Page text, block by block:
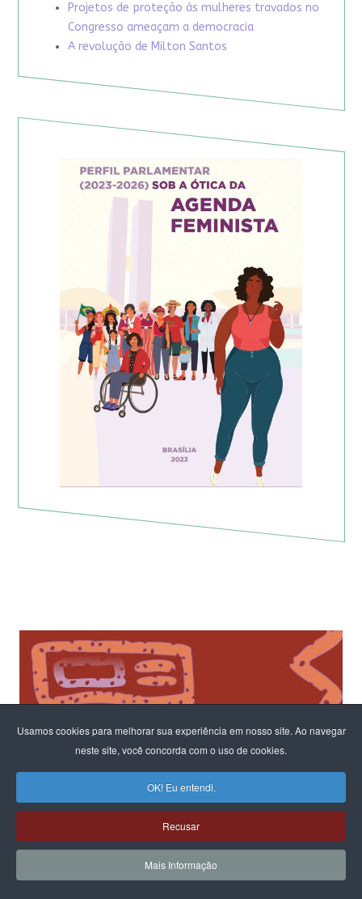
Usamos cookies para melhorar sua experiência em nosso site. Ao navegar
neste site, você concorda com o uso de cookies.
OK! Eu entendi.
Recusar
Mais Informação
Projetos de proteção às mulheres travados no
Congresso ameaçam a democracia
A revolução de Milton Santos